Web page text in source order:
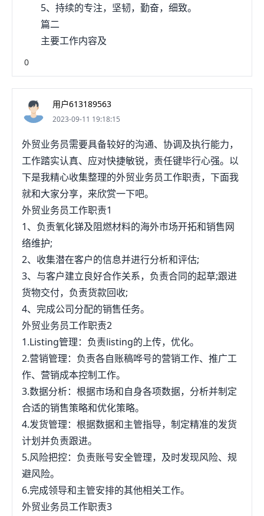
5、持续的专注，坚韧，勤奋，细致。
篇二
主要工作内容及
0
用户613189563
2023-09-11 19:18:15
外贸业务员需要具备较好的沟通、协调及执行能力，
工作踏实认真、应对快捷敏锐，责任键毕行心强。以
下是我精心收集整理的外贸业务员工作职责，下面我
就和大家分享，来欣赏一下吧。
外贸业务员工作职责1
1、负责氧化锑及阻燃材料的海外市场开拓和销售网
络维护;
2、收集潜在客户的信息并进行分析和评估;
3、与客户建立良好合作关系，负责合同的起草;跟进
货物交付，负责货款回收;
4、完成公司分配的销售任务。
外贸业务员工作职责2
1.Listing管理：负责listing的上传，优化。
2.营销管理：负责各自账稿哗号的营销工作、推广工
作、营销成本控制工作。
3.数据分析：根据市场和自身各项数据，分析并制定
合适的销售策略和优化策略。
4.发货管理：根据数据和主管指导，制定精准的发货
计划并负责跟进。
5.风险把控：负责账号安全管理，及时发现风险、规
避风险。
6.完成领导和主管安排的其他相关工作。
外贸业务员工作职责3